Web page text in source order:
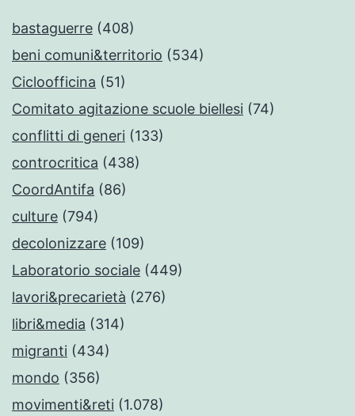
bastaguerre (408)
beni comuni&territorio (534)
Cicloofficina (51)
Comitato agitazione scuole biellesi (74)
conflitti di generi (133)
controcritica (438)
CoordAntifa (86)
culture (794)
decolonizzare (109)
Laboratorio sociale (449)
lavori&precarietà (276)
libri&media (314)
migranti (434)
mondo (356)
movimenti&reti (1.078)